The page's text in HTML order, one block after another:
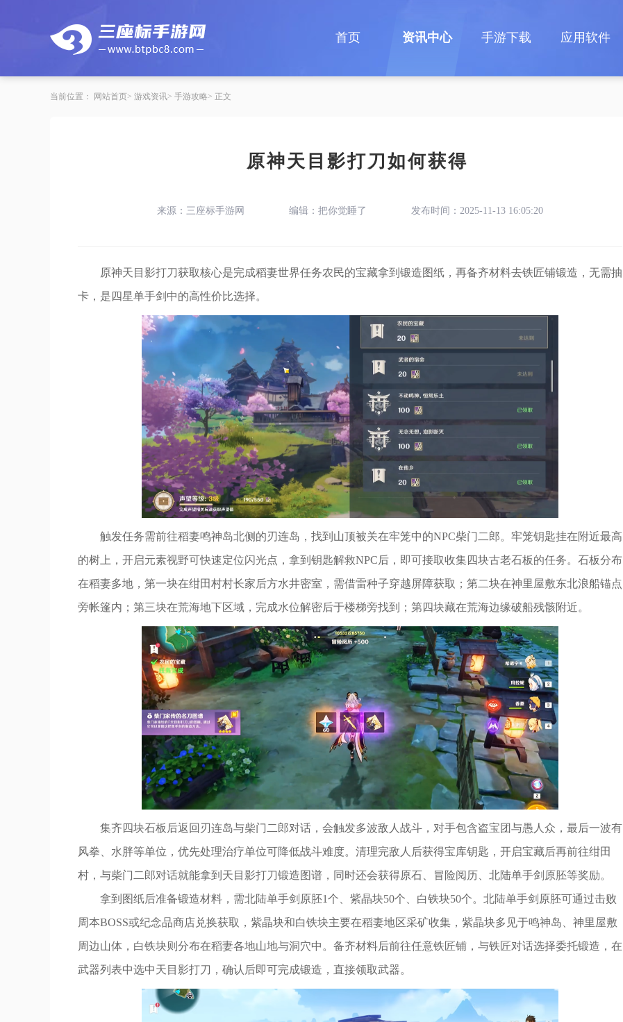
首页 资讯中心 手游下载 应用软件
当前位置： 网站首页 游戏资讯 手游攻略 正文
原神天目影打刀如何获得
来源：三座标手游网 编辑：把你觉睡了 发布时间：2025-11-13 16:05:20
原神天目影打刀获取核心是完成稻妻世界任务农民的宝藏拿到锻造图纸，再备齐材料去铁匠铺锻造，无需抽
卡，是四星单手剑中的高性价比选择。
触发任务需前往稻妻鸣神岛北侧的刃连岛，找到山顶被关在牢笼中的NPC柴门二郎。牢笼钥匙挂在附近最高
的树上，开启元素视野可快速定位闪光点，拿到钥匙解救NPC后，即可接取收集四块古老石板的任务。石板分布
在稻妻多地，第一块在绀田村村长家后方水井密室，需借雷种子穿越屏障获取；第二块在神里屋敷东北浪船锚点
旁帐篷内；第三块在荒海地下区域，完成水位解密后于楼梯旁找到；第四块藏在荒海边缘破船残骸附近。
集齐四块石板后返回刃连岛与柴门二郎对话，会触发多波敌人战斗，对手包含盗宝团与愚人众，最后一波有
风拳、水胖等单位，优先处理治疗单位可降低战斗难度。清理完敌人后获得宝库钥匙，开启宝藏后再前往绀田
村，与柴门二郎对话就能拿到天目影打刀锻造图谱，同时还会获得原石、冒险阅历、北陆单手剑原胚等奖励。
拿到图纸后准备锻造材料，需北陆单手剑原胚1个、紫晶块50个、白铁块50个。北陆单手剑原胚可通过击败
周本BOSS或纪念品商店兑换获取，紫晶块和白铁块主要在稻妻地区采矿收集，紫晶块多见于鸣神岛、神里屋敷
周边山体，白铁块则分布在稻妻各地山地与洞穴中。备齐材料后前往任意铁匠铺，与铁匠对话选择委托锻造，在
武器列表中选中天目影打刀，确认后即可完成锻造，直接领取武器。